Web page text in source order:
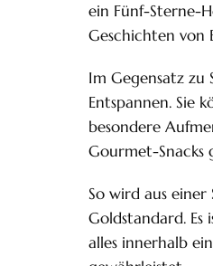
ein Fünf-Sterne-
Geschichten von
Im Gegensatz zu
Entspannen. Sie
besondere
Gourmet-Snacks
So wird aus einer
Goldstandard. Es
alles innerhalb